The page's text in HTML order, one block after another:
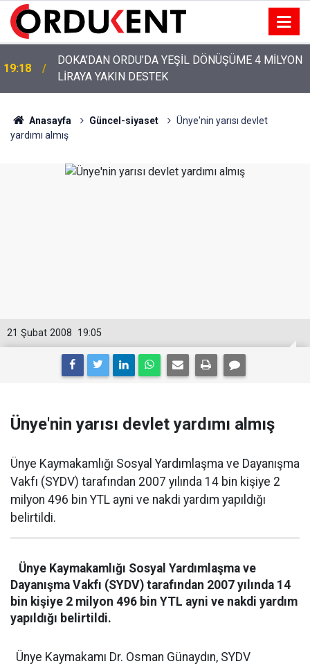
12:46
YENİ PARTİ’NİN ORDU’DAKİ 69 KİŞİLİK KURUCU
KADROSU AÇIKLANDI
Anasayfa Güncel-siyaset
Ünye'nin yarısı devlet
yardımı almış
19:05
21 Şubat 2008
Ünye'nin yarısı devlet yardımı almış
Ünye Kaymakamlığı Sosyal Yardımlaşma ve Dayanışma
Vakfı (SYDV) tarafından 2007 yılında 14 bin kişiye 2
milyon 496 bin YTL ayni ve nakdi yardım yapıldığı
belirtildi.
Ünye Kaymakamlığı Sosyal Yardımlaşma ve
Dayanışma Vakfı (SYDV) tarafından 2007 yılında 14
bin kişiye 2 milyon 496 bin YTL ayni ve nakdi yardım
yapıldığı belirtildi.
Ünye Kaymakamı Dr. Osman Günaydın, SYDV